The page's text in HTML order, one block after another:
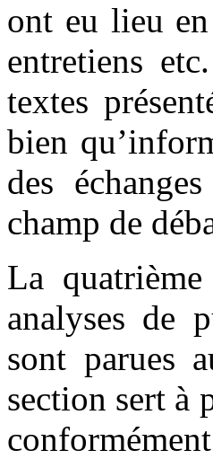
ont eu lieu
entretiens
textes
bien
des
champ de
La
analyses de
sont parues
section sert à